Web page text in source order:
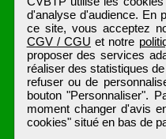
d'analyse d'audience. En
ce site, vous acceptez
CGV / CGU et notre
proposer des services
réaliser des statistiques
refuser ou de
bouton "Personnaliser".
moment changer d'avis
cookies" situé en bas de